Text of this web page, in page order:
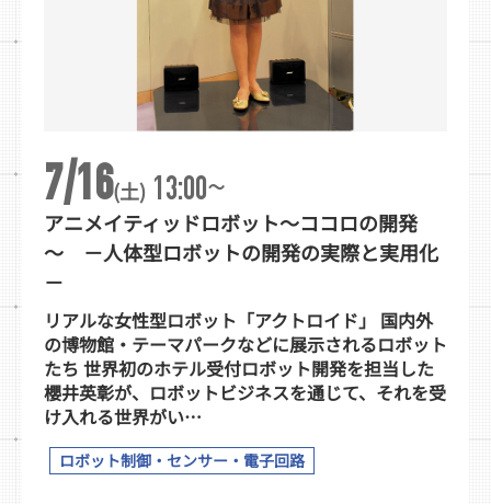
7/16(土) 13:00~
アニメイティッドロボット～ココロの開発
～ －人体型ロボットの開発の実際と実用化
－
リアルな女性型ロボット「アクトロイド」 国内外
の博物館・テーマパークなどに展示されるロボット
たち 世界初のホテル受付ロボット開発を担当した
櫻井英彰が、ロボットビジネスを通じて、それを受
け入れる世界がい…
ロボット制御・センサー・電子回路